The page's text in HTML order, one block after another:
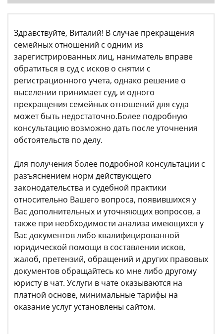
Здравствуйте, Виталий! В случае прекращения
семейных отношений с одним из
зарегистрированных лиц, наниматель вправе
обратиться в суд с исков о снятии с
регистрационного учета, однако решение о
выселении принимает суд, и одного
прекращения семейных отношений для суда
может быть недостаточно.Более подробную
консультацию возможно дать после уточнения
обстоятельств по делу.
Для получения более подробной консультации с
разъяснением норм действующего
законодательства и судебной практики
относительно Вашего вопроса, появившихся у
Вас дополнительных и уточняющих вопросов, а
также при необходимости анализа имеющихся у
Вас документов либо квалифицированной
юридической помощи в составлении исков,
жалоб, претензий, обращений и других правовых
документов обращайтесь ко мне либо другому
юристу в чат. Услуги в чате оказываются на
платной основе, минимальные тарифы на
оказание услуг установлены сайтом.